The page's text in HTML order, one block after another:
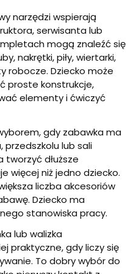
narzędzi wspierają
serwisanta lub
mogą znaleźć się
nakrętki, piły, wiertarki,
robocze. Dziecko może
proste konstrukcje,
elementy i ćwiczyć
gdy zabawka ma
przedszkolu lub sali
tworzyć dłuższe
więcej niż jedno dziecko.
liczba akcesoriów
Dziecko ma
stanowiska pracy.
lub walizka
praktyczne, gdy liczy się
To dobry wybór do